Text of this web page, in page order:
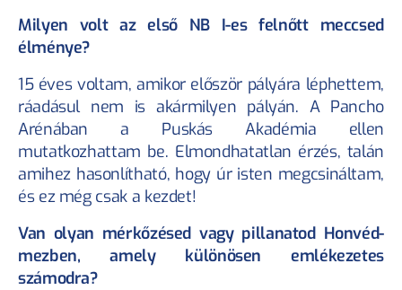
Milyen volt az első NB I-es felnőtt meccsed
élménye?
15 éves voltam, amikor először pályára léphettem,
ráadásul nem is akármilyen pályán. A Pancho
Arénában a Puskás Akadémia ellen
mutatkozhattam be. Elmondhatatlan érzés, talán
amihez hasonlítható, hogy úr isten megcsináltam,
és ez még csak a kezdet!
Van olyan mérkőzésed vagy pillanatod Honvéd-
mezben, amely különösen emlékezetes
számodra?